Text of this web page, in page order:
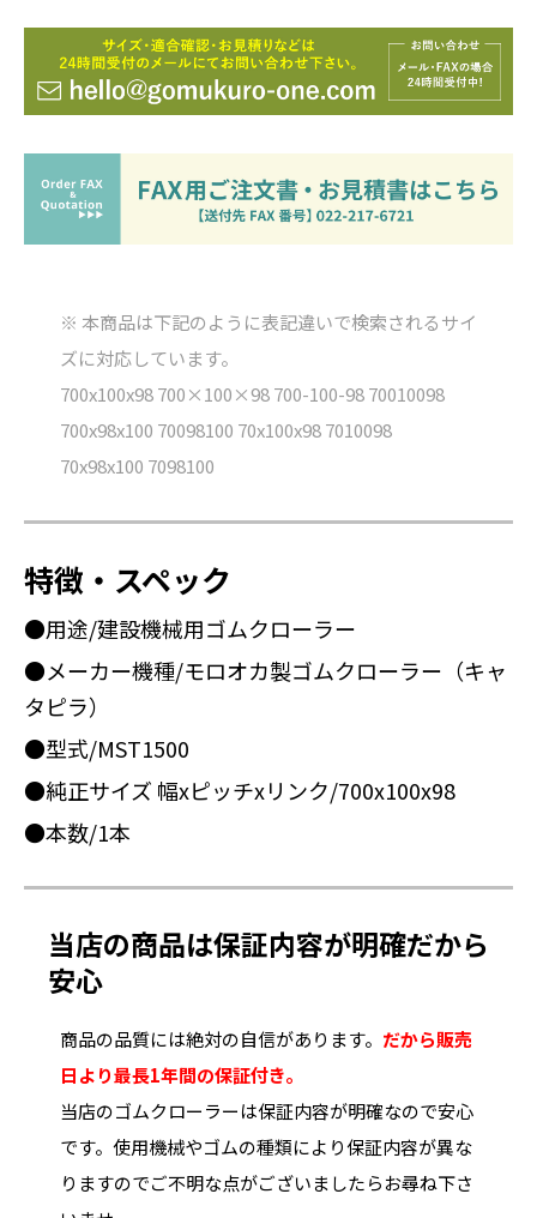
※ 本商品は下記のように表記違いで検索されるサイ
ズに対応しています。
700x100x98 700×100×98 700-100-98 70010098
700x98x100 70098100 70x100x98 7010098
70x98x100 7098100
特徴・スペック
●用途/建設機械用ゴムクローラー
●メーカー機種/モロオカ製ゴムクローラー（キャ
タピラ）
●型式/MST1500
●純正サイズ 幅xピッチxリンク/700x100x98
●本数/1本
当店の商品は保証内容が明確だから
安心
商品の品質には絶対の自信があります。 だから販売
日より最長1年間の保証付き。
当店のゴムクローラーは保証内容が明確なので安心
です。使用機械やゴムの種類により保証内容が異な
りますのでご不明な点がございましたらお尋ね下さ